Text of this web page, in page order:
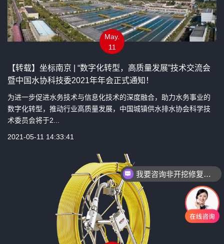
May.
11
【转载】坐标南京 | “数字化转型，高质量发展”技术交流会
暨中国水协科技委2021年年会正式通知！
为进一步促进水务技术与信息化技术的深度融合，助力水务事业的
数字化转型，推动行业高质量发展，中国城镇供水排水协会科学技
术委员会将于2...
2021-05-11 14:33:41